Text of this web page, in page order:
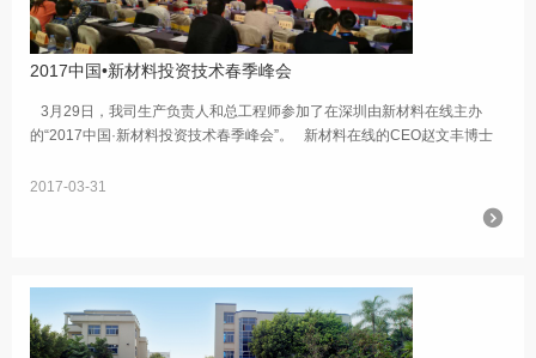
2017中国•新材料投资技术春季峰会
3月29日，我司生产负责人和总工程师参加了在深圳由新材料在线主办
的“2017中国·新材料投资技术春季峰会”。 新材料在线的CEO赵文丰博士
2017-03-31